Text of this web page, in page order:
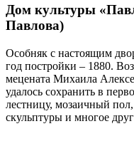
Дом культуры
Павлова)
Особняк с настоящим
год постройки – 1880.
мецената Михаила
удалось сохранить в
лестницу, мозаичный
скульптуры и многое